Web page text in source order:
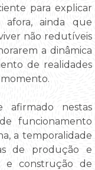
para explicar
afora, ainda que
não redutíveis
a dinâmica
de realidades
afirmado nestas
funcionamento
a temporalidade
de produção e
e construção de